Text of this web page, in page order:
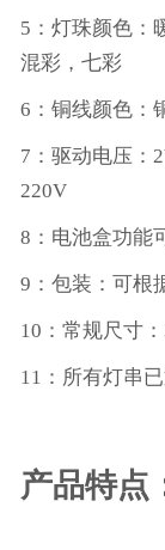
5：灯珠颜色：
混彩，七彩
6：铜线颜色：
7：驱动电压：
220V
8：电池盒功能
9：包装：可根
10：常规尺寸
11：所有灯串
产品特点